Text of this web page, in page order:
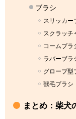
ブラシ
スリッカー
スクラッチ
コームブラ
ラバーブラ
グローブ型
獣毛ブラシ
まとめ：柴犬